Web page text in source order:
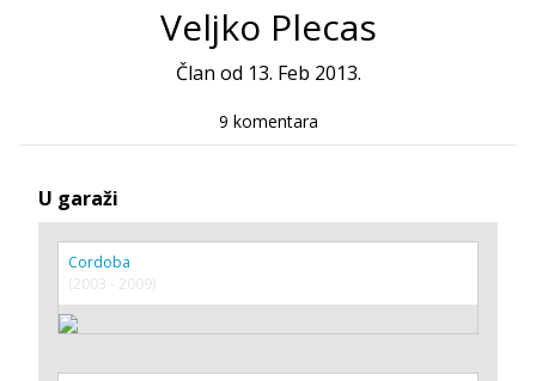
Veljko Plecas
Član od 13. Feb 2013.
9 komentara
U garaži
Cordoba
(2003 - 2009)